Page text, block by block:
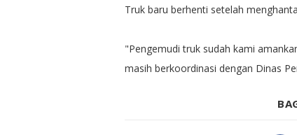
Truk baru berhenti setelah
"Pengemudi truk sudah kami
masih berkoordinasi dengan Dinas